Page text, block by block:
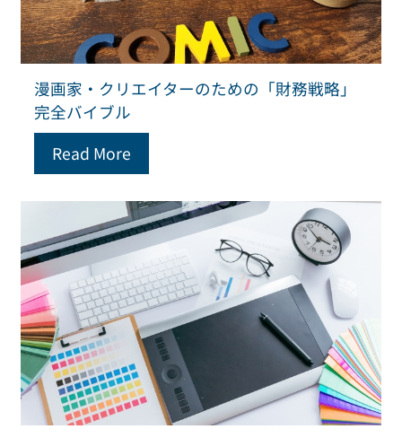
漫画家・クリエイターのための「財務戦略」
完全バイブル
Read More